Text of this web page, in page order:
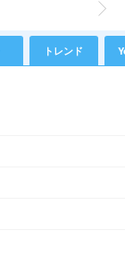
トレンド